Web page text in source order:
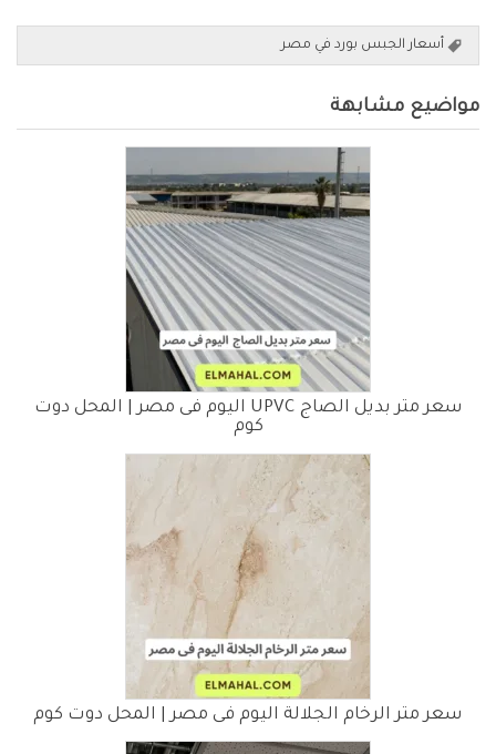
أسعار الجبس بورد في مصر
مواضيع مشابهة
سعر متر بديل الصاج UPVC اليوم فى مصر | المحل دوت
كوم
سعر متر الرخام الجلالة اليوم فى مصر | المحل دوت كوم